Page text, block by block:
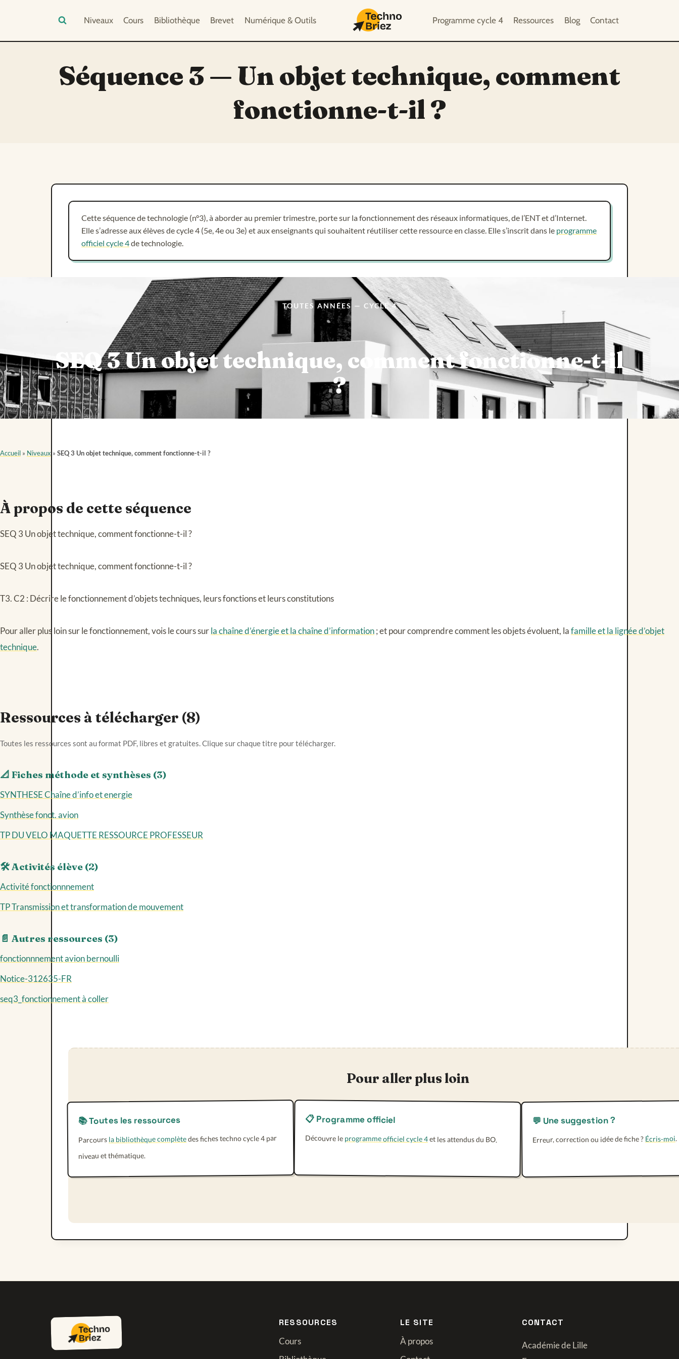
contenu
Niveaux Cours Bibliothèque Brevet Numérique & Outils Programme cycle 4 Ressources Blog Contact
Séquence 3 — Un objet technique, comment
fonctionne-t-il ?
Cette séquence de technologie (n°3), à aborder au premier trimestre, porte sur la fonctionnement des réseaux informatiques, de l’ENT et d’Internet.
Elle s’adresse aux élèves de cycle 4 (5e, 4e ou 3e) et aux enseignants qui souhaitent réutiliser cette ressource en classe. Elle s’inscrit dans le programme
officiel cycle 4de technologie.
TOUTES ANNÉES — CYCLE 4
SEQ 3 Un objet technique, comment fonctionne-t-il
?
Accueil » Niveaux » SEQ 3 Un objet technique, comment fonctionne-t-il ?
À propos de cette séquence
SEQ 3 Un objet technique, comment fonctionne-t-il ?
SEQ 3 Un objet technique, comment fonctionne-t-il ?
T3. C2 : Décrire le fonctionnement d’objets techniques, leurs fonctions et leurs constitutions
Pour aller plus loin sur le fonctionnement, vois le cours surla chaîne d’énergie et la chaîne d’information; et pour comprendre comment les objets évoluent, lafamille et la lignée d’objet
technique.
Ressources à télécharger (8)
Toutes les ressources sont au format PDF, libres et gratuites. Clique sur chaque titre pour télécharger.
📐 Fiches méthode et synthèses (3)
SYNTHESE Chaîne d’info et energie
Synthèse fonct. avion
TP DU VELO MAQUETTE RESSOURCE PROFESSEUR
🛠️ Activités élève (2)
Activité fonctionnnement
TP Transmission et transformation de mouvement
📄 Autres ressources (3)
fonctionnnement avion bernoulli
Notice-312635-FR
seq3_fonctionnement à coller
Pour aller plus loin
📚 Toutes les ressources
Parcours la bibliothèque complètedes fiches techno cycle 4 par
niveau et thématique.
📋 Programme officiel
Découvre le programme officiel cycle 4et les attendus du BO.
💬 Une suggestion ?
Erreur, correction ou idée de fiche ? Écris-moi.
RESSOURCES
Cours
LE SITE
À propos
CONTACT
Académie de Lille